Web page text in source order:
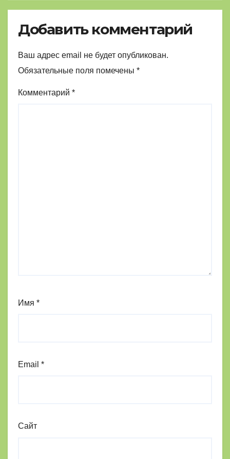
Добавить комментарий
Ваш адрес email не будет опубликован.
Обязательные поля помечены *
Комментарий *
Имя *
Email *
Сайт